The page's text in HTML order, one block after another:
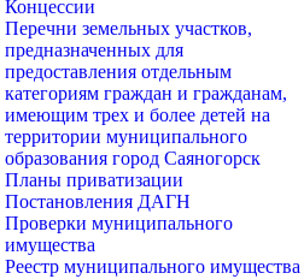
Концессии
Перечни земельных участков,
предназначенных для
предоставления отдельным
категориям граждан и гражданам,
имеющим трех и более детей на
территории муниципального
образования город Саяногорск
Планы приватизации
Постановления ДАГН
Проверки муниципального
имущества
Реестр муниципального имущества